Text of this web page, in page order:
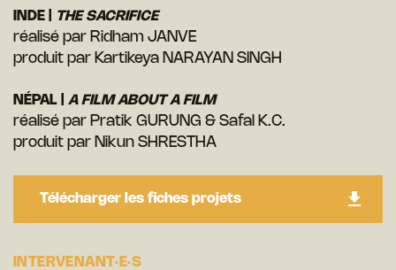
INDE | THE SACRIFICE
réalisé par Ridham JANVE
produit par Kartikeya NARAYAN SINGH
NÉPAL | A FILM ABOUT A FILM
réalisé par Pratik GURUNG & Safal K.C.
produit par Nikun SHRESTHA
Télécharger les fiches projets
INTERVENANT·E·S